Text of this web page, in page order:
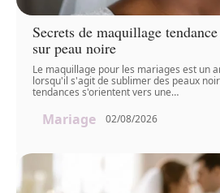
Secrets de maquillage
sur peau noire
Le maquillage pour les mariages est un
lorsqu'il s'agit de sublimer des peaux
tendances s'orientent vers une…
Mariage 02/08/2026